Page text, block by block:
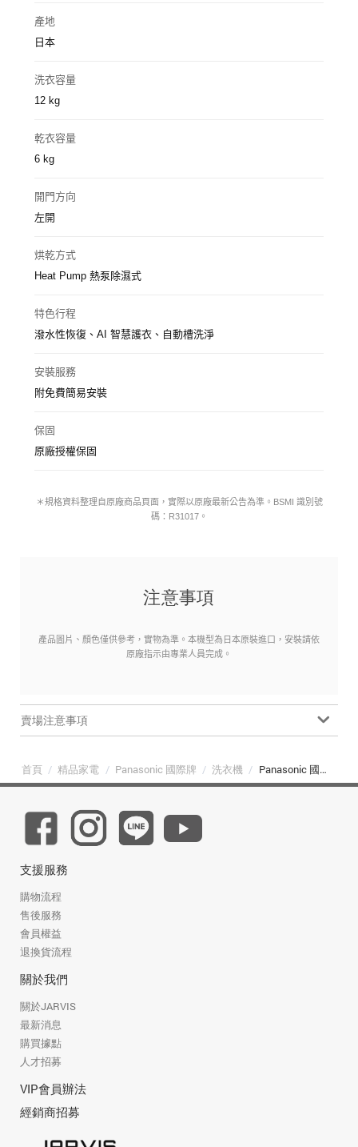
產地
日本
洗衣容量
12 kg
乾衣容量
6 kg
開門方向
左開
烘乾方式
Heat Pump 熱泵除濕式
特色行程
潑水性恢復、AI 智慧護衣、自動槽洗淨
安裝服務
附免費簡易安裝
保固
原廠授權保固
＊規格資料整理自原廠商品頁面，實際以原廠最新公告為準。BSMI 識別號
碼：R31017。
注意事項
產品圖片、顏色僅供參考，實物為準。本機型為日本原裝進口，安裝請依
原廠指示由專業人員完成。
賣場注意事項
首頁 / 精品家電 / Panasonic 國際牌 / 洗衣機 / Panasonic 國際牌 NA-LX128EL 12公斤旗艦日本製洗脫烘滾筒洗衣機 左開
支援服務
購物流程
售後服務
會員權益
退換貨流程
關於我們
關於JARVIS
最新消息
購買據點
人才招募
VIP會員辦法
經銷商招募